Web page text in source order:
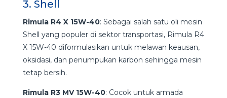
3. Shell
Rimula R4 X 15W-40: Sebagai salah satu oli mesin
Shell yang populer di sektor transportasi, Rimula R4
X 15W-40 diformulasikan untuk melawan keausan,
oksidasi, dan penumpukan karbon sehingga mesin
tetap bersih.
Rimula R3 MV 15W-40: Cocok untuk armada